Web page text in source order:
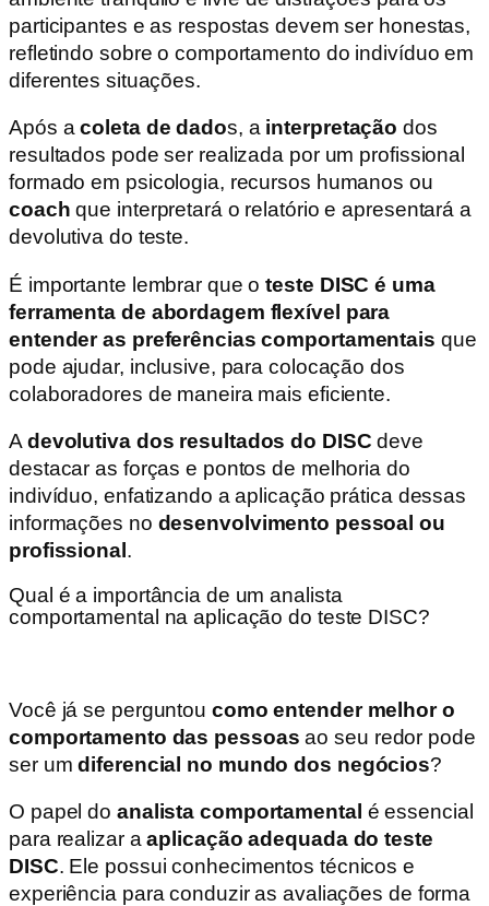
participantes e as respostas devem ser honestas,
refletindo sobre o comportamento do indivíduo em
diferentes situações.
Após acoleta de dados, a interpretaçãodos
resultados pode ser realizada por um profissional
formado em psicologia, recursos humanos ou
coach que interpretará o relatório e apresentará a
devolutiva do teste.
É importante lembrar que oteste DISC é uma
ferramenta de abordagem flexível para
entender as preferências comportamentais que
pode ajudar, inclusive, para colocação dos
colaboradores de maneira mais eficiente.
Adevolutiva dos resultados do DISC deve
destacar as forças e pontos de melhoria do
indivíduo, enfatizando a aplicação prática dessas
informações no desenvolvimento pessoal ou
profissional .
Qual é a importância de um analista
comportamental na aplicação do teste DISC?
Você já se perguntou como entender melhor o
comportamento das pessoas ao seu redor pode
ser umdiferencial no mundo dos negócios?
O papel do analista comportamental é essencial
para realizar aaplicação adequada do teste
DISC. Ele possui conhecimentos técnicos e
experiência para conduzir as avaliações de forma